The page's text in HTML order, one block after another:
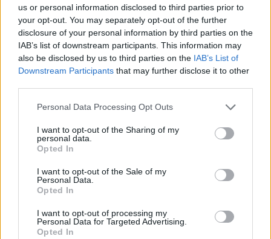
us or personal information disclosed to third parties prior to
your opt-out. You may separately opt-out of the further
disclosure of your personal information by third parties on the
IAB’s list of downstream participants. This information may
also be disclosed by us to third parties on the IAB’s List of
Downstream Participants that may further disclose it to other
Personal Data Processing Opt Outs
I want to opt-out of the Sharing of my
personal data.
Opted In
I want to opt-out of the Sale of my
Personal Data.
Opted In
I want to opt-out of processing my
Personal Data for Targeted Advertising.
Opted In
le circa 3 ore di concerto sono statiscambiati più di 9 Terabyte
di dati in download e quasi 4 in upload, con un picco massimo
avvenuto all’ inizio del concerto che ha toccato, in download, più
di 1,6 Terabyte e un numero di utenti connessi
contemporaneamente pari a oltre 70.000.
ulteriori soluzioni innovative dedicate alla sicurezza in occasione
dei grandi eventi: una App con “SOS Button” per dispositivi
mobili e il sistema “Push To Talk Over Cellular”.
CONDIVIDI QUESTO ARTICOLO:
E-mail